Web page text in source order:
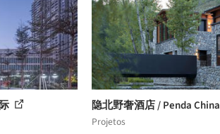
隐北野奢酒店 / Penda China
Projetos